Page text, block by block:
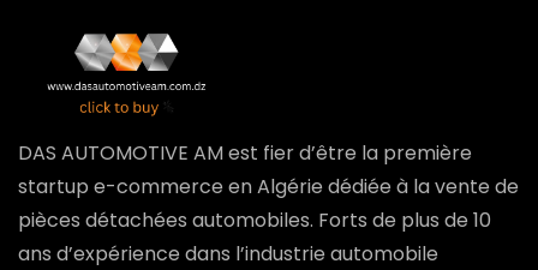
DAS AUTOMOTIVE AM est fier d’être la première
startup e-commerce en Algérie dédiée à la vente de
pièces détachées automobiles. Forts de plus de 10
ans d’expérience dans l’industrie automobile